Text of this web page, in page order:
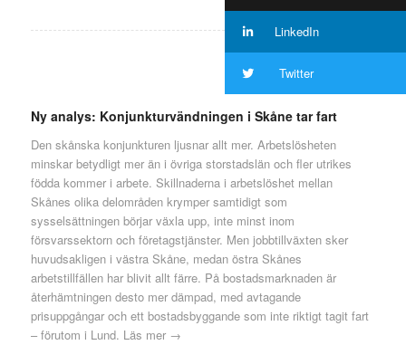
Ny analys: Konjunkturvändningen i Skåne tar fart
Den skånska konjunkturen ljusnar allt mer. Arbetslösheten
minskar betydligt mer än i övriga storstadslän och fler utrikes
födda kommer i arbete. Skillnaderna i arbetslöshet mellan
Skånes olika delområden krymper samtidigt som
sysselsättningen börjar växla upp, inte minst inom
försvarssektorn och företagstjänster. Men jobbtillväxten sker
huvudsakligen i västra Skåne, medan östra Skånes
arbetstillfällen har blivit allt färre. På bostadsmarknaden är
återhämtningen desto mer dämpad, med avtagande
prisuppgångar och ett bostadsbyggande som inte riktigt tagit fart
– förutom i Lund. Läs mer →
LinkedIn
Twitter